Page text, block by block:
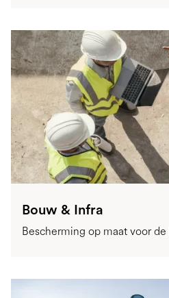
Bouw & Infra
Bescherming op maat voor